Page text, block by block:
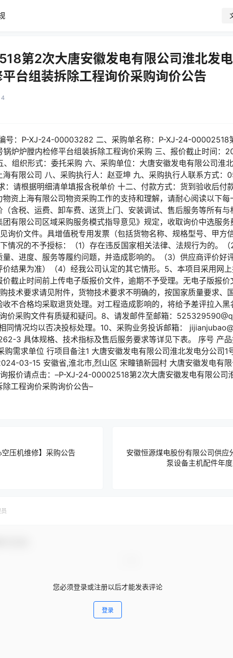
第2次大唐安徽发电有限公司淮北发
台组装拆除工程询价采购询价公告
4
号：P-XJ-24-00003282 二、采购单名称：P-XJ-24-00002518
炉炉膛内检修平台组装拆除工程询价采购 三、报价截止时间：
组织形式：委托采购 六、采购单位：大唐安徽发电有限公司淮
海有限公司 八、采购执行人：赵亚坤 九、采购执行人联系方式
：请根据明细清单填报含税单价 十二、付款方式：货到验收后付
资上海有限公司物资采购工作的支持和理解，请耐心阅读以下
含税、运费、卸车费、送货上门、安装调试、售后服务等所有
有限公司区域采购服务模式指导意见》规定，收取询价中选服
询价文件。具增值税专用发票（包括货物名称、规格型号、甲方
情况的不予授标：（1）存在违反国家相关法律、法规行为的。
、进度、服务等履约问题，并造成影响的。（3）供应商评价好
结果为准）（4）经我公司认定的其它情形。5、本项目采用网
截止时间前上传电子版报价文件，逾期不予受理。无电子版报价
技术要求请见附件，货物技术要求不明确的，按国家质量要求、
不合格均采取退货处理。对工程造成影响的，将给予差评拉入黑
价采购文件有质疑和疑问。8、请发邮件至邮箱：
同情况均以否决投标处理。10、采购业务投诉邮箱：
3 具体规格、技术指标及售后服务要求等详见下表。 序号 产
需求单位 行项目备注1 大唐安徽发电有限公司淮北发电分公司1
03-15 安徽省,淮北市,烈山区 宋疃镇新园村 大唐安徽发电有
报价请点击：–P-XJ-24-00002518第2次大唐安徽发电有限公司
工程询价采购询价公告–
空压机维修】采购公告
安徽恒源煤电股份有限公司供
泵设备主机配件年
您必须登录或注册以后才能发表评论
登录